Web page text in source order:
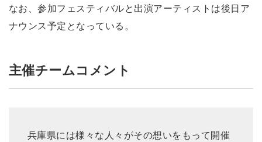
なお、参加フェスティバルと出演アーティストは後日ア
ナウンス予定となっている。
主催チームコメント
兵庫県には様々な人々がその想いをもって開催